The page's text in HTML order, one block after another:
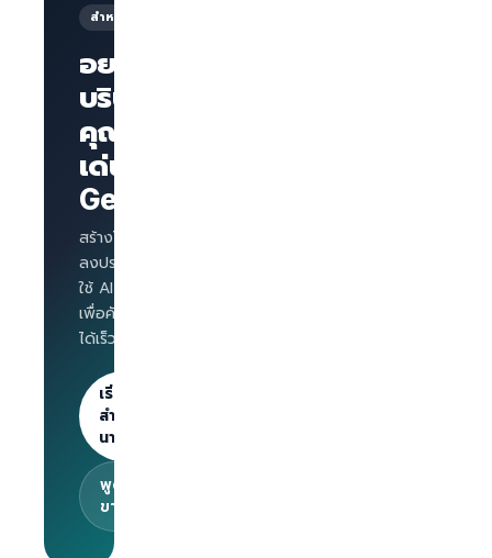
สำหรับนายจ้าง
อยากให้
บริษัทของ
คุณโดด
เด่นบน
GetLinks?
สร้างโปรไฟล์บริษัท
ลงประกาศงาน และ
ใช้ AI Interview
เพื่อคัดกรองผู้สมัคร
ได้เร็วขึ้น
เริ่มต้น
สำหรับ
นายจ้าง
พูดคุยกับทีม
ขาย